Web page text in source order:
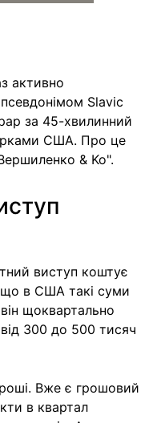
активно
Slavic
за 45-хвилинний
США. Про це
& Ko".
виступ коштує
що в США такі суми
щоквартально
300 до 500 тисяч
Вже є грошовий
в квартал